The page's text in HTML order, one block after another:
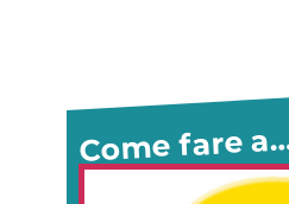
Come fare